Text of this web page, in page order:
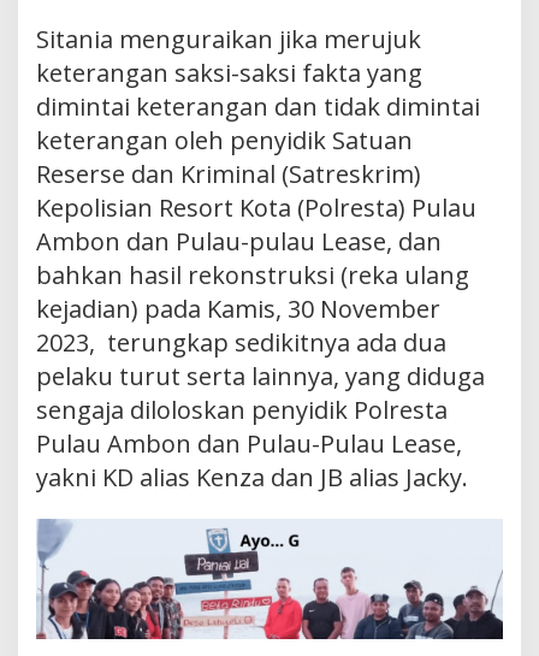
Sitania menguraikan jika merujuk
keterangan saksi-saksi fakta yang
dimintai keterangan dan tidak dimintai
keterangan oleh penyidik Satuan
Reserse dan Kriminal (Satreskrim)
Kepolisian Resort Kota (Polresta) Pulau
Ambon dan Pulau-pulau Lease, dan
bahkan hasil rekonstruksi (reka ulang
kejadian) pada Kamis, 30 November
2023, terungkap sedikitnya ada dua
pelaku turut serta lainnya, yang diduga
sengaja diloloskan penyidik Polresta
Pulau Ambon dan Pulau-Pulau Lease,
yakni KD alias Kenza dan JB alias Jacky.